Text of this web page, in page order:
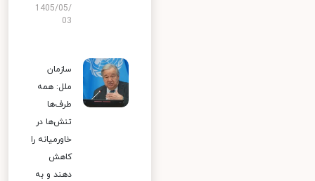
1405/05/
03
سازمان
ملل: همه
طرف‌ها
تنش‌ها در
خاورمیانه را
کاهش
دهند و به